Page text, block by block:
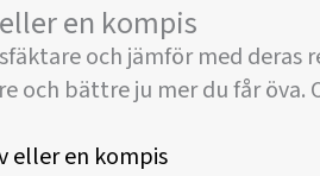
en kompis
och jämför med deras
och bättre ju mer du får öva.
eller en kompis